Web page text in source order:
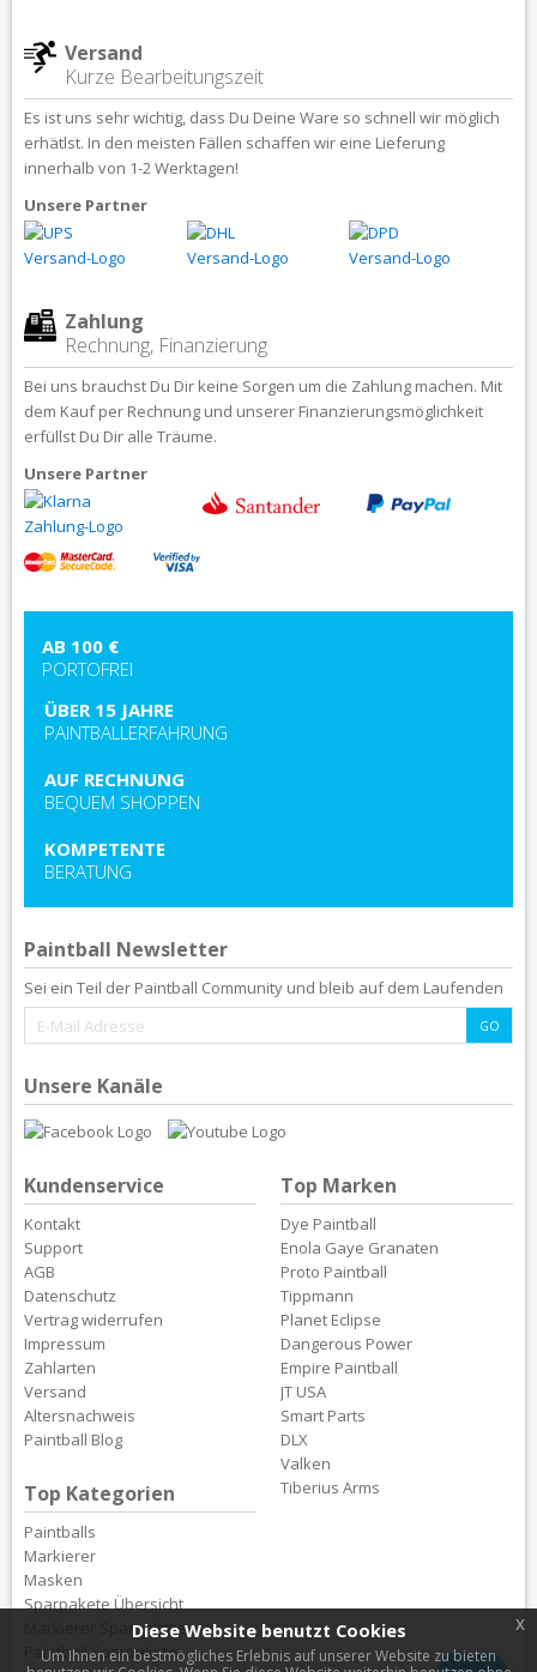
Versand
Kurze Bearbeitungszeit
Es ist uns sehr wichtig, dass Du Deine Ware so schnell wir möglich
erhätlst. In den meisten Fällen schaffen wir eine Lieferung
innerhalb von 1-2 Werktagen!
Unsere Partner
Zahlung
Rechnung, Finanzierung
Bei uns brauchst Du Dir keine Sorgen um die Zahlung machen. Mit
dem Kauf per Rechnung und unserer Finanzierungsmöglichkeit
erfüllst Du Dir alle Träume.
Unsere Partner
AB 100 €
PORTOFREI
ÜBER 15 JAHRE
PAINTBALLERFAHRUNG
AUF RECHNUNG
BEQUEM SHOPPEN
KOMPETENTE
BERATUNG
Paintball Newsletter
Sei ein Teil der Paintball Community und bleib auf dem Laufenden
Unsere Kanäle
Kundenservice
Kontakt
Support
AGB
Datenschutz
Vertrag widerrufen
Impressum
Zahlarten
Versand
Altersnachweis
Paintball Blog
Top Kategorien
Paintballs
Markierer
Masken
Sparpakete Übersicht
Markierer Sparpakete
Paintball Sparpakete
Top Marken
Dye Paintball
Enola Gaye Granaten
Proto Paintball
Tippmann
Planet Eclipse
Dangerous Power
Empire Paintball
JT USA
Smart Parts
DLX
Valken
Tiberius Arms
Diese Website benutzt Cookies
Um Ihnen ein bestmögliches Erlebnis auf unserer Website zu bieten
x